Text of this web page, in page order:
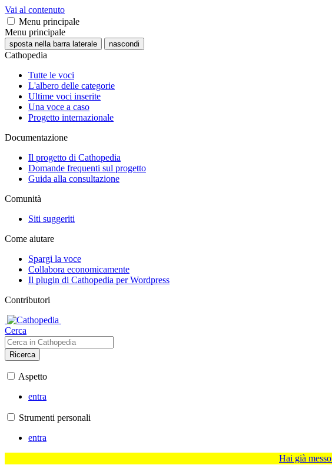
Vai al contenuto
Menu principale
Menu principale
sposta nella barra laterale nascondi
Cathopedia
Tutte le voci
L'albero delle categorie
Ultime voci inserite
Una voce a caso
Progetto internazionale
Documentazione
Il progetto di Cathopedia
Domande frequenti sul progetto
Guida alla consultazione
Comunità
Siti suggeriti
Come aiutare
Spargi la voce
Collabora economicamente
Il plugin di Cathopedia per Wordpress
Contributori
Cerca
Ricerca
Aspetto
entra
Strumenti personali
entra
Hai già messo